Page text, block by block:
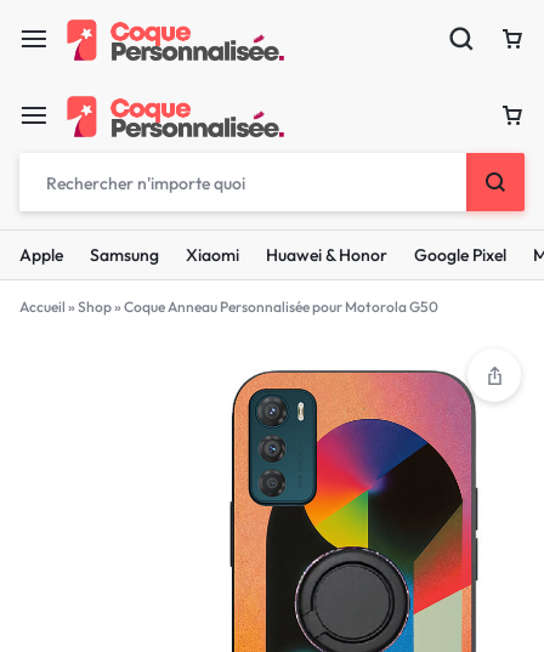
Apple Samsung Xiaomi Huawei & Honor Google Pixel
Accueil » Shop» Coque Anneau Personnalisée pour Motorola G50